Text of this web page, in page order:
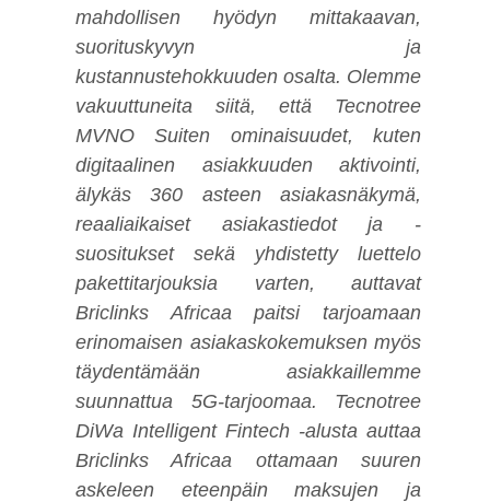
mahdollisen hyödyn mittakaavan,
suorituskyvyn ja
kustannustehokkuuden osalta. Olemme
vakuuttuneita siitä, että Tecnotree
MVNO Suiten ominaisuudet, kuten
digitaalinen asiakkuuden aktivointi,
älykäs 360 asteen asiakasnäkymä,
reaaliaikaiset asiakastiedot ja -
suositukset sekä yhdistetty luettelo
pakettitarjouksia varten, auttavat
Briclinks Africaa paitsi tarjoamaan
erinomaisen asiakaskokemuksen myös
täydentämään asiakkaillemme
suunnattua 5G-tarjoomaa. Tecnotree
DiWa Intelligent Fintech -alusta auttaa
Briclinks Africaa ottamaan suuren
askeleen eteenpäin maksujen ja